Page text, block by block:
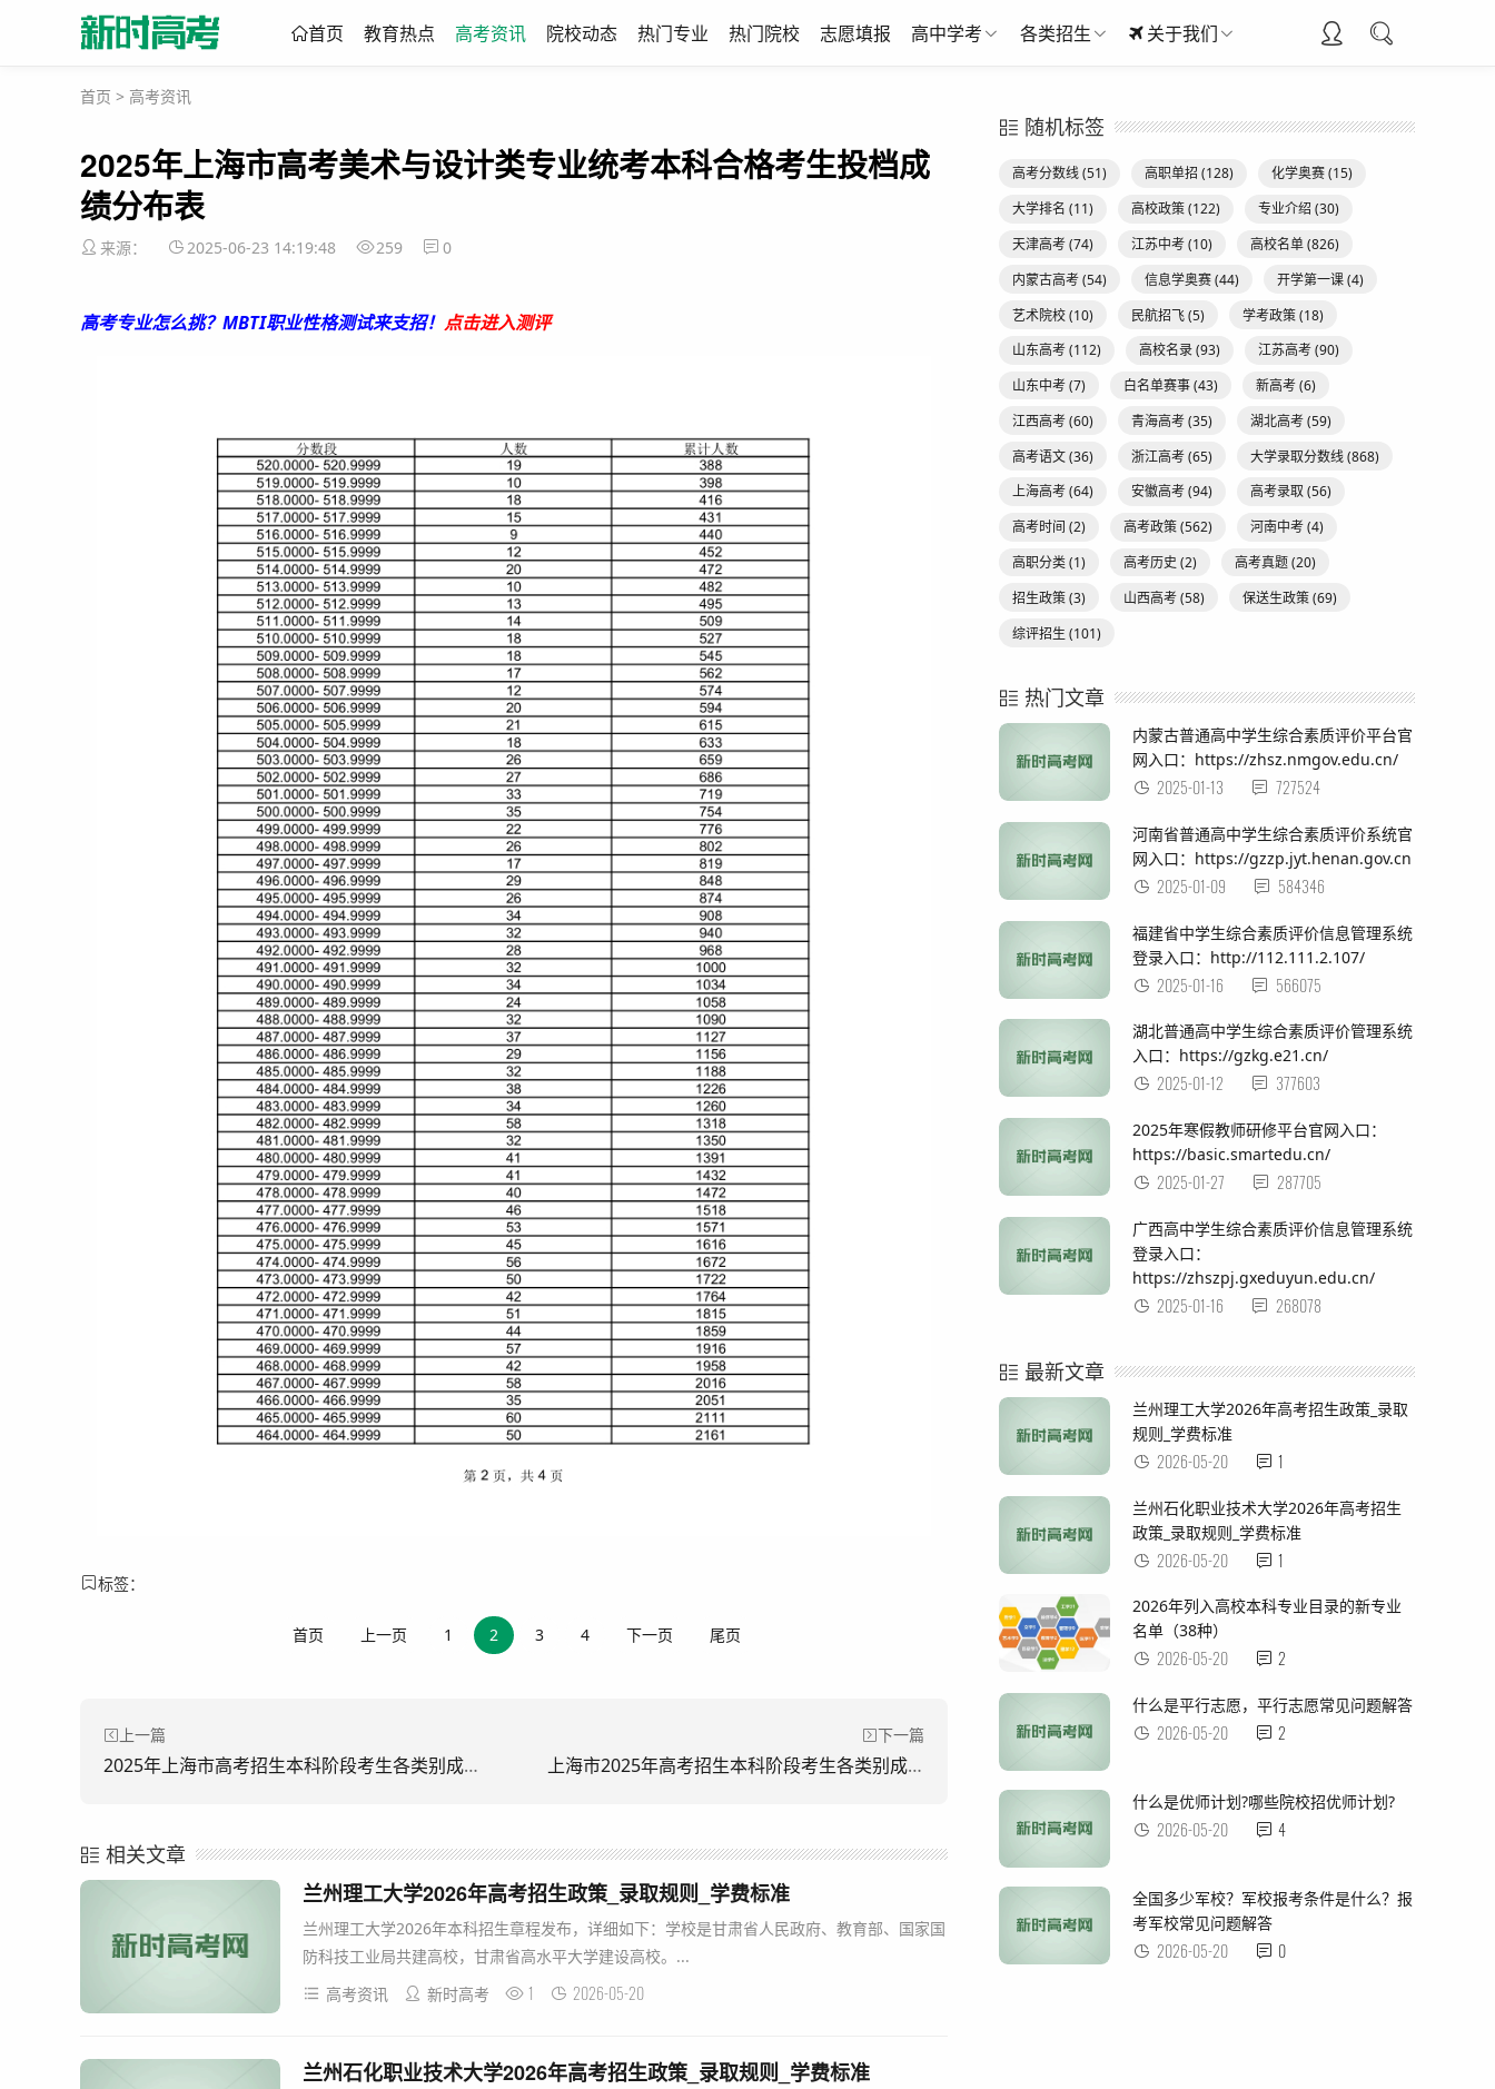
首页 教育热点 高考资讯 院校动态 热门专业 热门院校 志愿填报 高中学考 各类招生 关于我们
首页 > 高考资讯
2025年上海市高考美术与设计类专业统考本科合格考生投档成
绩分布表
来源： 2025-06-23 14:19:48 259 0
高考专业怎么挑？MBTI职业性格测试来支招！ 点击进入测评
标签：
首页 上一页 1 2 3 4 下一页 尾页
上一篇
2025年上海市高考招生本科阶段考生各类别成绩分布表
下一篇
上海市2025年高考招生本科阶段考生各类别成绩分布表
相关文章
兰州理工大学2026年高考招生政策_录取规则_学费标准
兰州理工大学2026年本科招生章程发布，详细如下：学校是甘肃省人民政府、教育部、国家国
防科技工业局共建高校，甘肃省高水平大学建设高校。...
高考资讯
新时高考 1 2026-05-20
兰州石化职业技术大学2026年高考招生政策_录取规则_学费标准
随机标签
高考分数线(51) 高职单招 (128) 化学奥赛(15)
大学排名 (11) 高校政策(122) 专业介绍 (30)
天津高考(74) 江苏中考(10) 高校名单(826)
内蒙古高考(54) 信息学奥赛(44) 开学第一课(4)
艺术院校(10) 民航招飞(5) 学考政策(18)
山东高考(112) 高校名录(93) 江苏高考(90)
山东中考(7) 白名单赛事(43) 新高考(6)
江西高考(60) 青海高考(35) 湖北高考(59)
高考语文(36) 浙江高考(65) 大学录取分数线(868)
上海高考(64) 安徽高考(94) 高考录取(56)
高考时间 (2) 高考政策(562) 河南中考(4)
高职分类(1) 高考历史 (2) 高考真题(20)
招生政策(3) 山西高考(58) 保送生政策(69)
综评招生 (101)
热门文章
内蒙古普通高中学生综合素质评价平台官
网入口：https://zhsz.nmgov.edu.cn/
2025-01-13 727524
河南省普通高中学生综合素质评价系统官
网入口：https://gzzp.jyt.henan.gov.cn
2025-01-09 584346
福建省中学生综合素质评价信息管理系统
登录入口：http://112.111.2.107/
2025-01-16 566075
湖北普通高中学生综合素质评价管理系统
入口：https://gzkg.e21.cn/
2025-01-12 377603
2025年寒假教师研修平台官网入口：
https://basic.smartedu.cn/
2025-01-27 287705
广西高中学生综合素质评价信息管理系统
登录入口：
https://zhszpj.gxeduyun.edu.cn/
2025-01-16 268078
最新文章
兰州理工大学2026年高考招生政策_录取
规则_学费标准
2026-05-20 1
兰州石化职业技术大学2026年高考招生
政策_录取规则_学费标准
2026-05-20 1
2026年列入高校本科专业目录的新专业
名单（38种）
2026-05-20 2
什么是平行志愿，平行志愿常见问题解答
2026-05-20 2
什么是优师计划?哪些院校招优师计划?
2026-05-20 4
全国多少军校？军校报考条件是什么？报
考军校常见问题解答
2026-05-20 0